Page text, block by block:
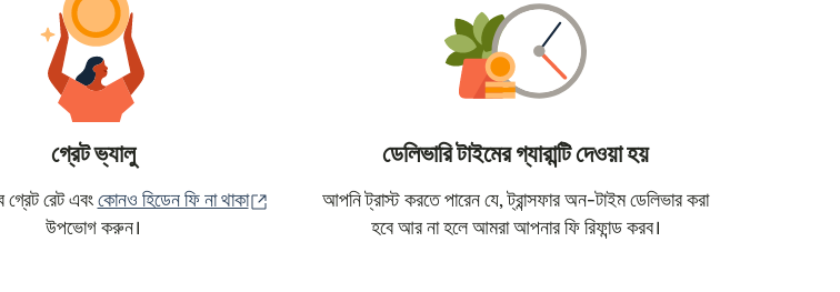
গ্রেট ভ্যালু
গ্রেট রেট এবং কোনও হিডেন ফি না থাকা
(নতুন উইন্ডোতে খুলবে)
উপভোগ করুন।
ডেলিভারি টাইমের গ্যারান্টি দেওয়া হয়
আপনি ট্রাস্ট করতে পারেন যে, ট্রান্সফার অন-টাইম ডেলিভার করা
হবে আর না হলে আমরা আপনার ফি রিফান্ড করব।